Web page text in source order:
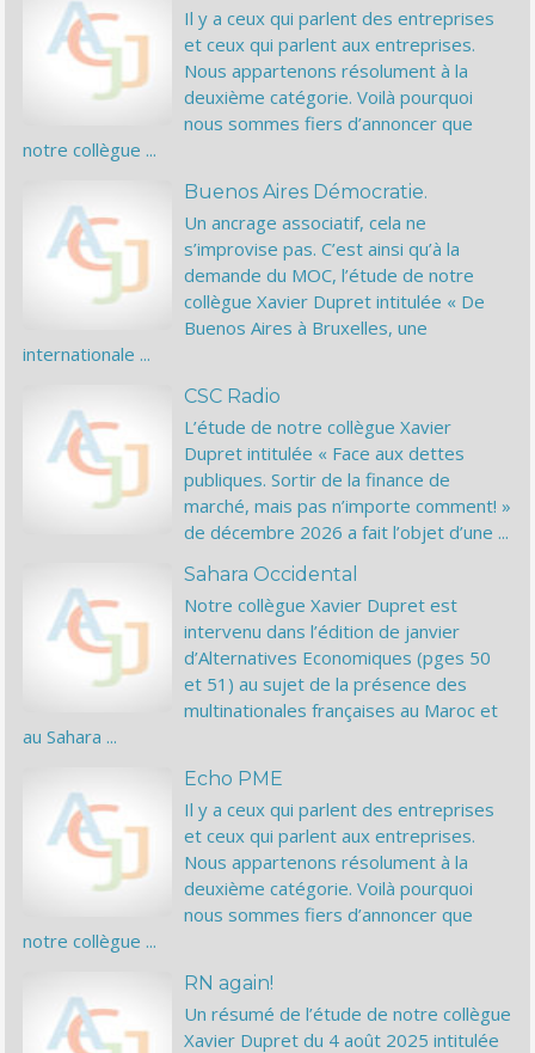
Il y a ceux qui parlent des entreprises
et ceux qui parlent aux entreprises.
Nous appartenons résolument à la
deuxième catégorie. Voilà pourquoi
nous sommes fiers d’annoncer que
notre collègue ...
Buenos Aires Démocratie.
Un ancrage associatif, cela ne
s’improvise pas. C’est ainsi qu’à la
demande du MOC, l’étude de notre
collègue Xavier Dupret intitulée « De
Buenos Aires à Bruxelles, une
internationale ...
CSC Radio
L’étude de notre collègue Xavier
Dupret intitulée « Face aux dettes
publiques. Sortir de la finance de
marché, mais pas n’importe comment! »
de décembre 2026 a fait l’objet d’une ...
Sahara Occidental
Notre collègue Xavier Dupret est
intervenu dans l’édition de janvier
d’Alternatives Economiques (pges 50
et 51) au sujet de la présence des
multinationales françaises au Maroc et
au Sahara ...
Echo PME
Il y a ceux qui parlent des entreprises
et ceux qui parlent aux entreprises.
Nous appartenons résolument à la
deuxième catégorie. Voilà pourquoi
nous sommes fiers d’annoncer que
notre collègue ...
RN again!
Un résumé de l’étude de notre collègue
Xavier Dupret du 4 août 2025 intitulée